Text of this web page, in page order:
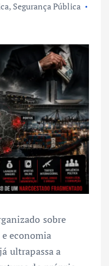
, Segurança Pública
sobre
economia
ultrapassa a